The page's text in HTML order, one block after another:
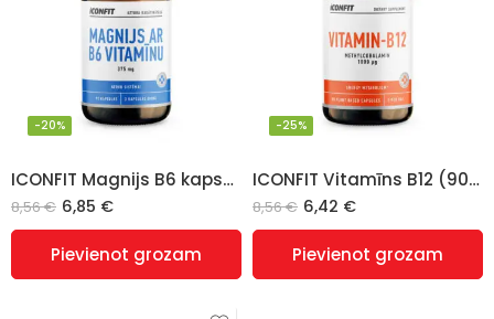
ICONFIT Magnijs B6 kapsulās
-20%
8,56€ 6,85 €
Pievienot grozam
ICONFIT Vitamīns B12 (90 Kapsulas)
-25%
8,56€ 6,42 €
Pievienot grozam